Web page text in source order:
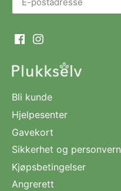
Bli kunde
Hjelpesenter
Gavekort
Sikkerhet og personvern
Kjøpsbetingelser
Angrerett